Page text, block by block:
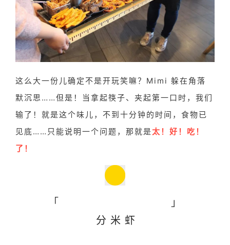
这么大一份儿确定不是开玩笑嘛？Mimi 躲在角落
默沉思……但是！当拿起筷子、夹起第一口时，我们
输了！就是这个味儿，不到十分钟的时间，食物已
见底……只能说明一个问题，那就是太！好！吃！
了！
「
分米虾
」